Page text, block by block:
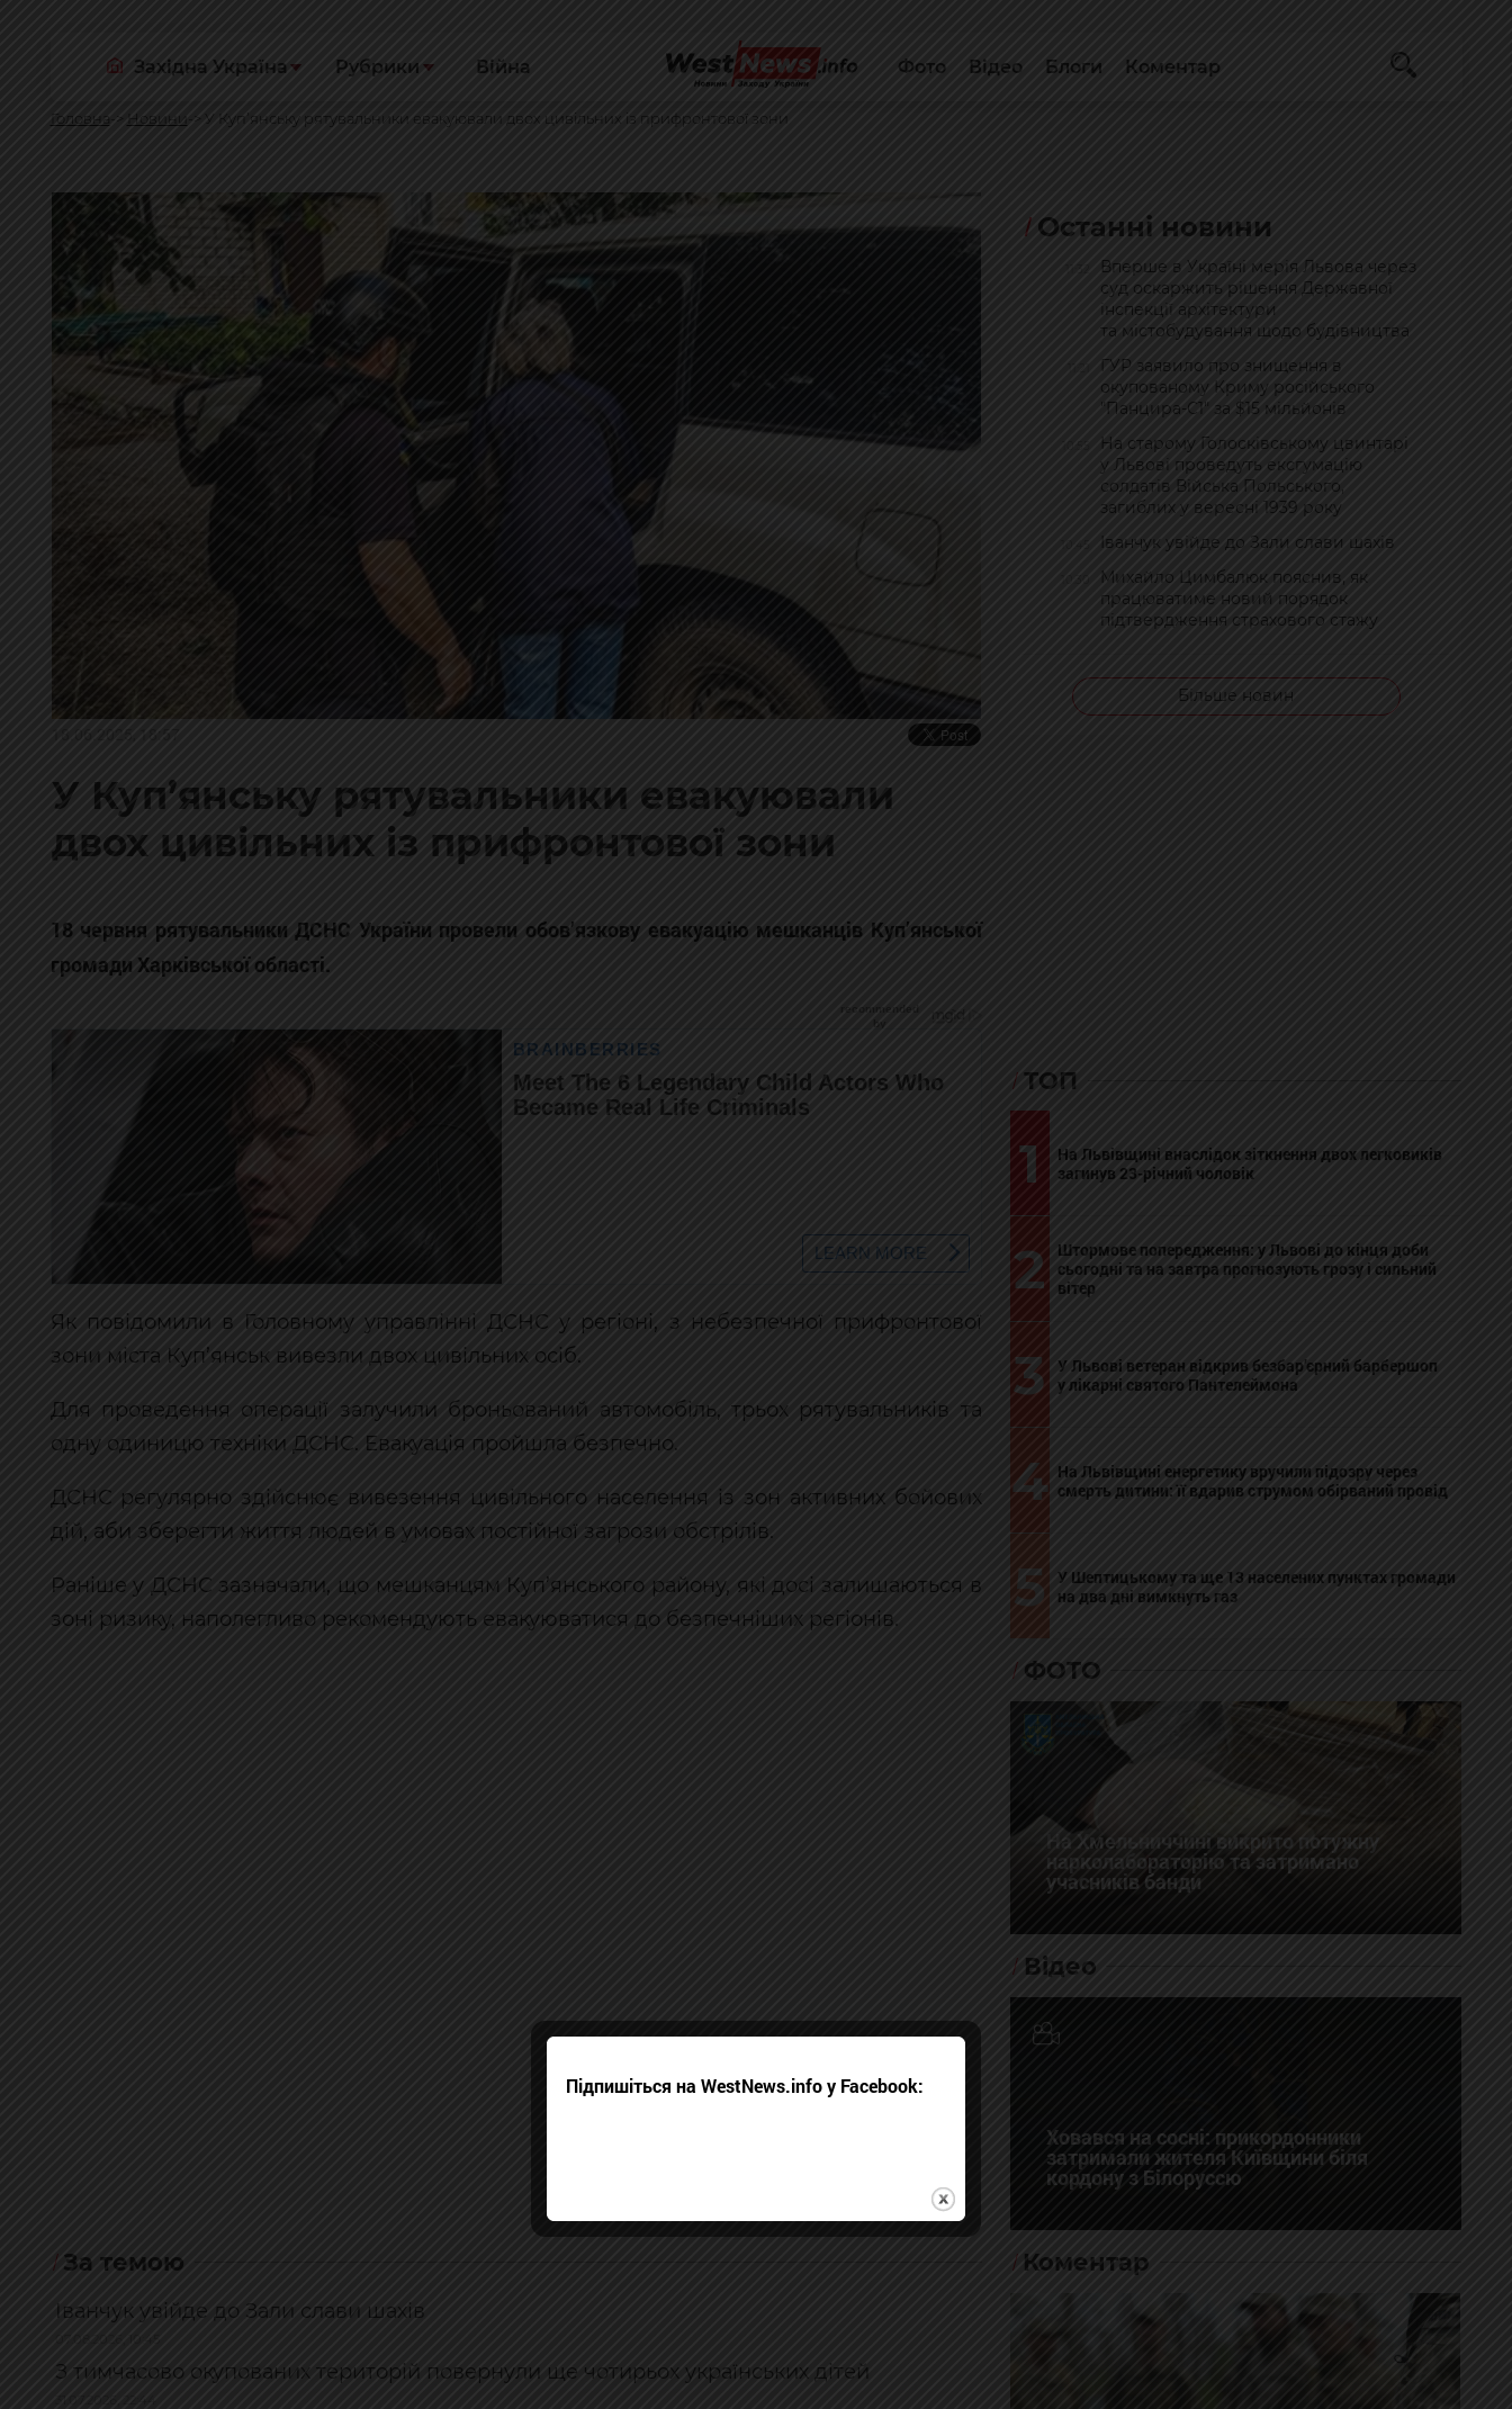
Західна Україна Рубрики Війна Фото Відео Блоги Коментар
Головна Новини У Куп’янську рятувальники евакуювали двох цивільних із прифронтової зони
У Куп’янську рятувальники евакуювали
двох цивільних із прифронтової зони
18 червня рятувальники ДСНС України провели обов’язкову евакуацію мешканців Куп’янської
громади Харківської області.
Як повідомили в Головному управлінні ДСНС у регіоні, з небезпечної прифронтової
зони міста Куп’янськ вивезли двох цивільних осіб.
Для проведення операції залучили броньований автомобіль, трьох рятувальників та
одну одиницю техніки ДСНС. Евакуація пройшла безпечно.
ДСНС регулярно здійснює вивезення цивільного населення із зон активних бойових
дій, аби зберегти життя людей в умовах постійної загрози обстрілів.
Раніше у ДСНС зазначали, що мешканцям Куп’янського району, які досі залишаються в
зоні ризику, наполегливо рекомендують евакуюватися до безпечніших регіонів.
За темою
Іванчук увійде до Зали слави шахів
З тимчасово окупованих територій повернули ще чотирьох українських дітей
Останні новини
Вперше в Україні мерія Львова через
суд оскаржить рішення Державної
інспекції архітектури
та містобудування щодо будівництва
ГУР заявило про знищення в
окупованому Криму російського
"Панцира-С1" за $15 мільйонів
На старому Голосківському цвинтарі
у Львові проведуть ексгумацію
солдатів Війська Польського,
загиблих у вересні 1939 року
Іванчук увійде до Зали слави шахів
Михайло Цимбалюк пояснив, як
працюватиме новий порядок
підтвердження страхового стажу
Більше новин
ТОП
1
На Львівщині внаслідок зіткнення двох легковиків
загинув 23-річний чоловік
2
Штормове попередження: у Львові до кінця доби
сьогодні та на завтра прогнозують грозу і сильний
вітер
3
У Львові ветеран відкрив безбар’єрний барбершоп
у лікарні святого Пантелеймона
4 На Львівщині енергетику вручили підозру через
смерть дитини: її вдарив струмом обірваний провід
5
У Шептицькому та ще 13 населених пунктах громади
на два дні вимкнуть газ
ФОТО
На Хмельниччині викрито потужну
нарколабораторію та затримано
учасників банди
Відео
Ховався на сосні: прикордонники
затримали жителя Київщини біля
кордону з Білоруссю
Коментар
Підпишіться на WestNews.info у Facebook: